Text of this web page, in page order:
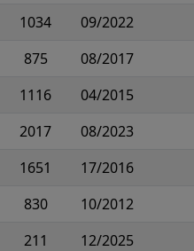
1034 09/2022
875 08/2017
1116 04/2015
2017 08/2023
1651 17/2016
830 10/2012
211 12/2025